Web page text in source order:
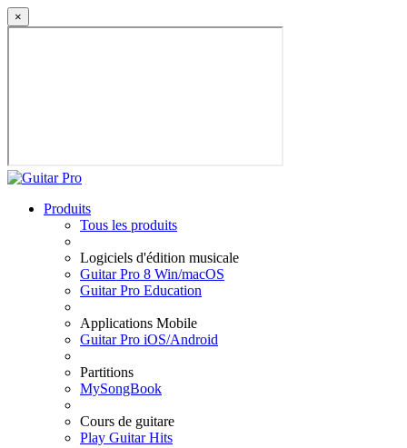
×
Produits
Tous les produits
Logiciels d'édition musicale
Guitar Pro 8 Win/macOS
Guitar Pro Education
Applications Mobile
Guitar Pro iOS/Android
Partitions
MySongBook
Cours de guitare
Play Guitar Hits